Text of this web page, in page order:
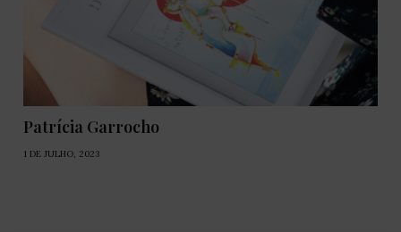
Patrícia Garrocho
1 DE JULHO, 2023